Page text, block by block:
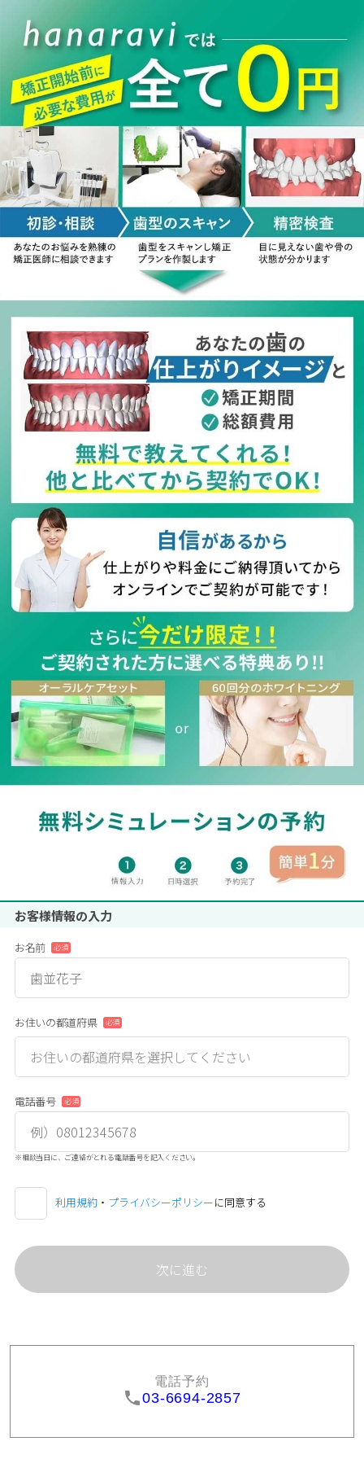
お客様情報の入力
お名前 必須
お住いの都道府県 必須
電話番号 必須
※相談当日に、ご連絡がとれる電話番号を記入ください。
利用規約 ・ プライバシーポリシーに同意する
電話予約
03-6694-2857